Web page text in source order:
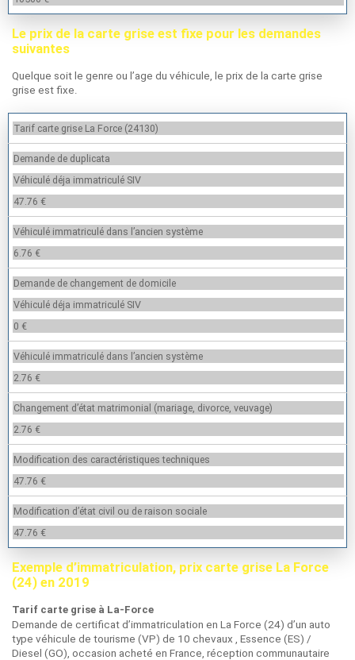
Le prix de la carte grise est fixe pour les demandes
suivantes
Quelque soit le genre ou l’age du véhicule, le prix de la carte grise
grise est fixe.
Tarif carte grise La Force (24130)
Demande de duplicata
Véhiculé déja immatriculé SIV
47.76 €
Véhiculé immatriculé dans l’ancien système
6.76 €
Demande de changement de domicile
Véhiculé déja immatriculé SIV
0 €
Véhiculé immatriculé dans l’ancien système
2.76 €
Changement d’état matrimonial (mariage, divorce, veuvage)
2.76 €
Modification des caractéristiques techniques
47.76 €
Modification d’état civil ou de raison sociale
47.76 €
Exemple d’immatriculation, prix carte grise La Force
(24) en 2019
Tarif carte grise à La-Force
Demande de certificat d’immatriculation en La Force (24) d’un auto
type véhicule de tourisme (VP) de 10 chevaux , Essence (ES) /
Diesel (GO), occasion acheté en France, réception communautaire